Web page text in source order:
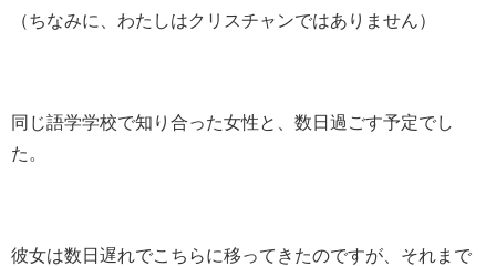
（ちなみに、わたしはクリスチャンではありません）
同じ語学学校で知り合った女性と、数日過ごす予定でし
た。
彼女は数日遅れでこちらに移ってきたのですが、それまで